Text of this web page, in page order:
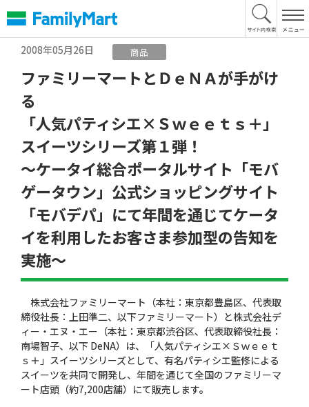
文
へ
2008年05月26日
商品
ファミリーマートとＤｅＮＡが手がけ
る
「人気パティシエ×Ｓｗｅｅｔｓ＋」
スイーツシリーズ第１弾！
〜ケータイ総合ポータルサイト「モバ
ゲータウン」公式ショッピングサイト
「モバデパ」にて年間を通じてケータ
イを利用したお客さま参加型の告知を
実施〜
株式会社ファミリーマート（本社：東京都豊島区、代表取
締役社長：上田準二、以下ファミリーマート）と株式会社デ
ィー・エヌ・エー（本社：東京都渋谷区、代表取締役社長：
南場智子、以下 DeNA）は、「人気パティシエ×Ｓｗｅｅｔ
ｓ＋」スイーツシリーズとして、有名パティシエ監修による
スイーツを共同で開発し、年間を通じて全国のファミリーマ
ート店頭（約7,200店舗）にて販売します。